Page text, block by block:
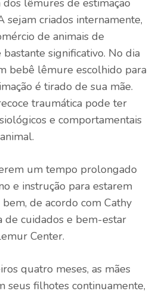
sejam criados internamente,
de animais de
bastante significativo. No dia
bebê lêmure escolhido para
é tirado de sua mãe.
traumática pode ter
e comportamentais
um tempo prolongado
e instrução para estarem
de acordo com Cathy
cuidados e bem-estar
Center.
quatro meses, as mães
seus filhotes continuamente,